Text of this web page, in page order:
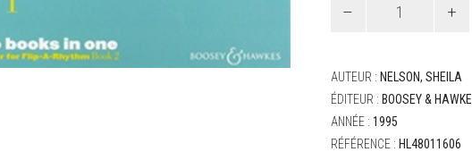
-
Flip-
a-
rhythm
book
AUTEUR : NELSON, SHEILA
ÉDITEUR : BOOSEY &
ANNÉE : 1995
RÉFÉRENCE : HL48011606